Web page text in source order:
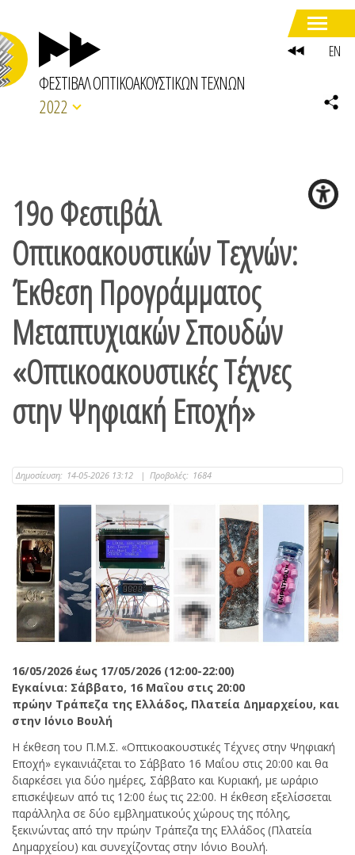
ΦΕΣΤΙΒΑΛ ΟΠΤΙΚΟΑΚΟΥΣΤΙΚΩΝ ΤΕΧΝΩΝ
2022
19ο Φεστιβάλ
Οπτικοακουστικών Τεχνών:
Έκθεση Προγράμματος
Μεταπτυχιακών Σπουδών
«Οπτικοακουστικές Τέχνες
στην Ψηφιακή Εποχή»
Δημοσίευση: 14-05-2026 13:12 | Προβολές: 1684
16/05/2026 έως 17/05/2026 (12:00-22:00)
Εγκαίνια: Σάββατο, 16 Μαΐου στις 20:00
πρώην Τράπεζα της Ελλάδος, Πλατεία Δημαρχείου, και
στην Ιόνιο Βουλή
Η έκθεση του Π.Μ.Σ. «Οπτικοακουστικές Τέχνες στην Ψηφιακή
Εποχή» εγκαινιάζεται το Σάββατο 16 Μαΐου στις 20:00 και θα
διαρκέσει για δύο ημέρες, Σάββατο και Κυριακή, με ωράριο
επισκέψεων από τις 12:00 έως τις 22:00. Η έκθεση εξελίσσεται
παράλληλα σε δύο εμβληματικούς χώρους της πόλης,
ξεκινώντας από την πρώην Τράπεζα της Ελλάδος (Πλατεία
Δημαρχείου) και συνεχίζοντας στην Ιόνιο Βουλή.
EN